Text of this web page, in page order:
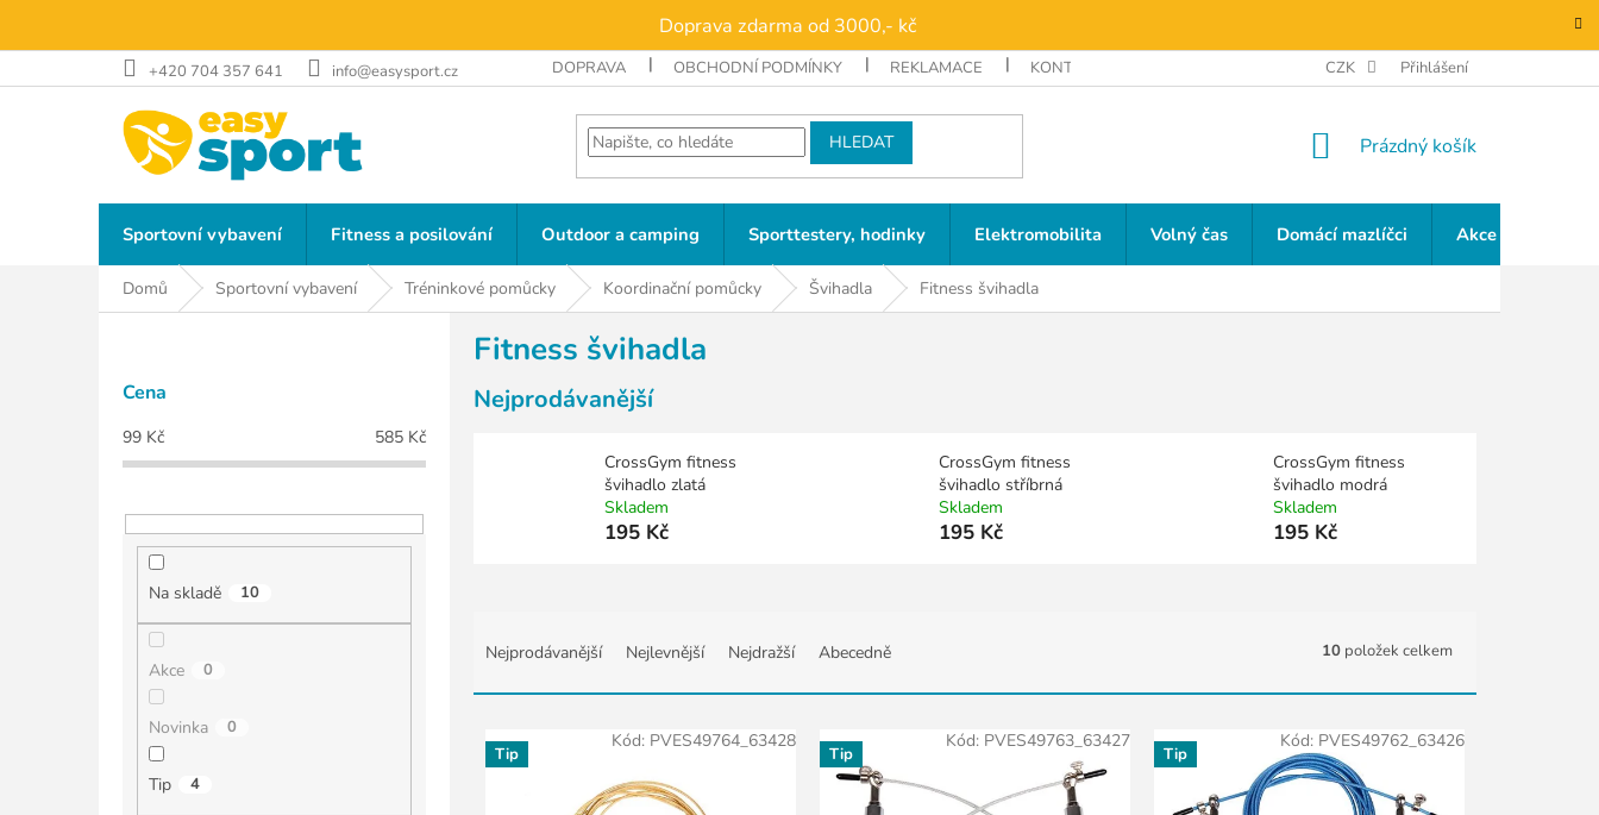
obsah
Doprava zdarma od 3000,- kč
+420 704 357 641 info@easysport.cz DOPRAVA OBCHODNÍ PODMÍNKY REKLAMACE KONTAKTY CZK Přihlášení
HLEDAT
NÁKUPNÍ
Prázdný košík
Sportovní vybavení Fitness a posilování Outdoor a camping Sporttestery, hodinky Elektromobilita Volný čas Domácí mazlíčci Akce a slevy
Domů Sportovní vybavení Tréninkové pomůcky Koordinační pomůcky Švihadla Fitness švihadla
P
Cena
99 Kč 585 Kč
Na skladě 10
Akce 0
Novinka 0
Tip 4
Fitness švihadla
Nejprodávanější
CrossGym fitness
švihadlo zlatá
Skladem
195 Kč
CrossGym fitness
švihadlo stříbrná
Skladem
195 Kč
CrossGym fitness
švihadlo modrá
Skladem
195 Kč
e
Nejprodávanější Nejlevnější Nejdražší Abecedně 10 položek celkem
Tip
Kód: PVES49764_63428
Tip
Kód: PVES49763_63427
Tip
Kód: PVES49762_63426